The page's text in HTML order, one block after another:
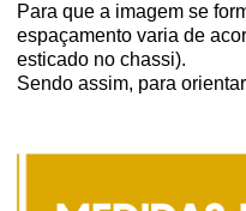
Para que a imagem se
espaçamento varia de
esticado no chassi).
Sendo assim, para